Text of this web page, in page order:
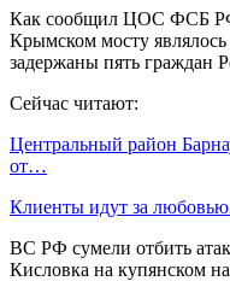
Как сообщил ЦОС ФСБ РФ,
Крымском мосту
задержаны пять граждан
Сейчас читают:
Центральный район
от…
Клиенты идут за
ВС РФ сумели отбить
Кисловка на купянском